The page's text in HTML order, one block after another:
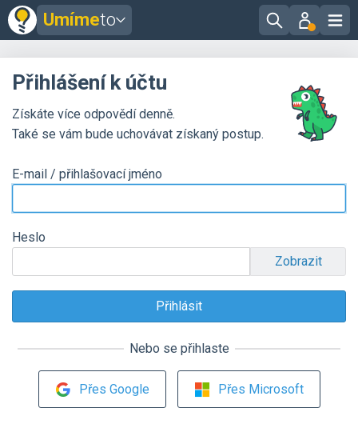
Umímeto
Přihlášení k účtu
Získáte více odpovědí denně.
Také se vám bude uchovávat získaný postup.
E-mail / přihlašovací jméno
Heslo
Zobrazit
Nebo se přihlaste
Přes Google Přes Microsoft